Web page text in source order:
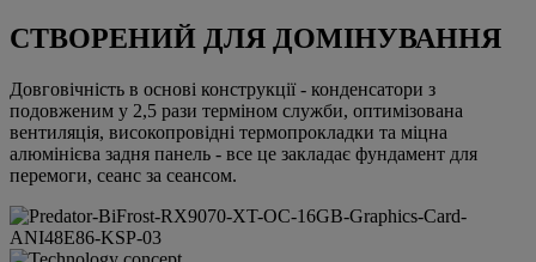
СТВОРЕНИЙ ДЛЯ ДОМІНУВАННЯ
Довговічність в основі конструкції - конденсатори з
подовженим у 2,5 рази терміном служби, оптимізована
вентиляція, високопровідні термопрокладки та міцна
алюмінієва задня панель - все це закладає фундамент для
перемоги, сеанс за сеансом.